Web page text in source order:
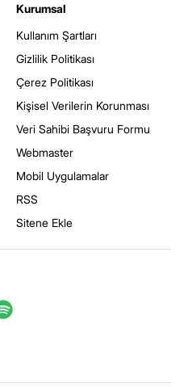
Kurumsal
Kullanım Şartları
Gizlilik Politikası
Çerez Politikası
Kişisel Verilerin Korunması
Veri Sahibi Başvuru Formu
Webmaster
Mobil Uygulamalar
RSS
Sitene Ekle